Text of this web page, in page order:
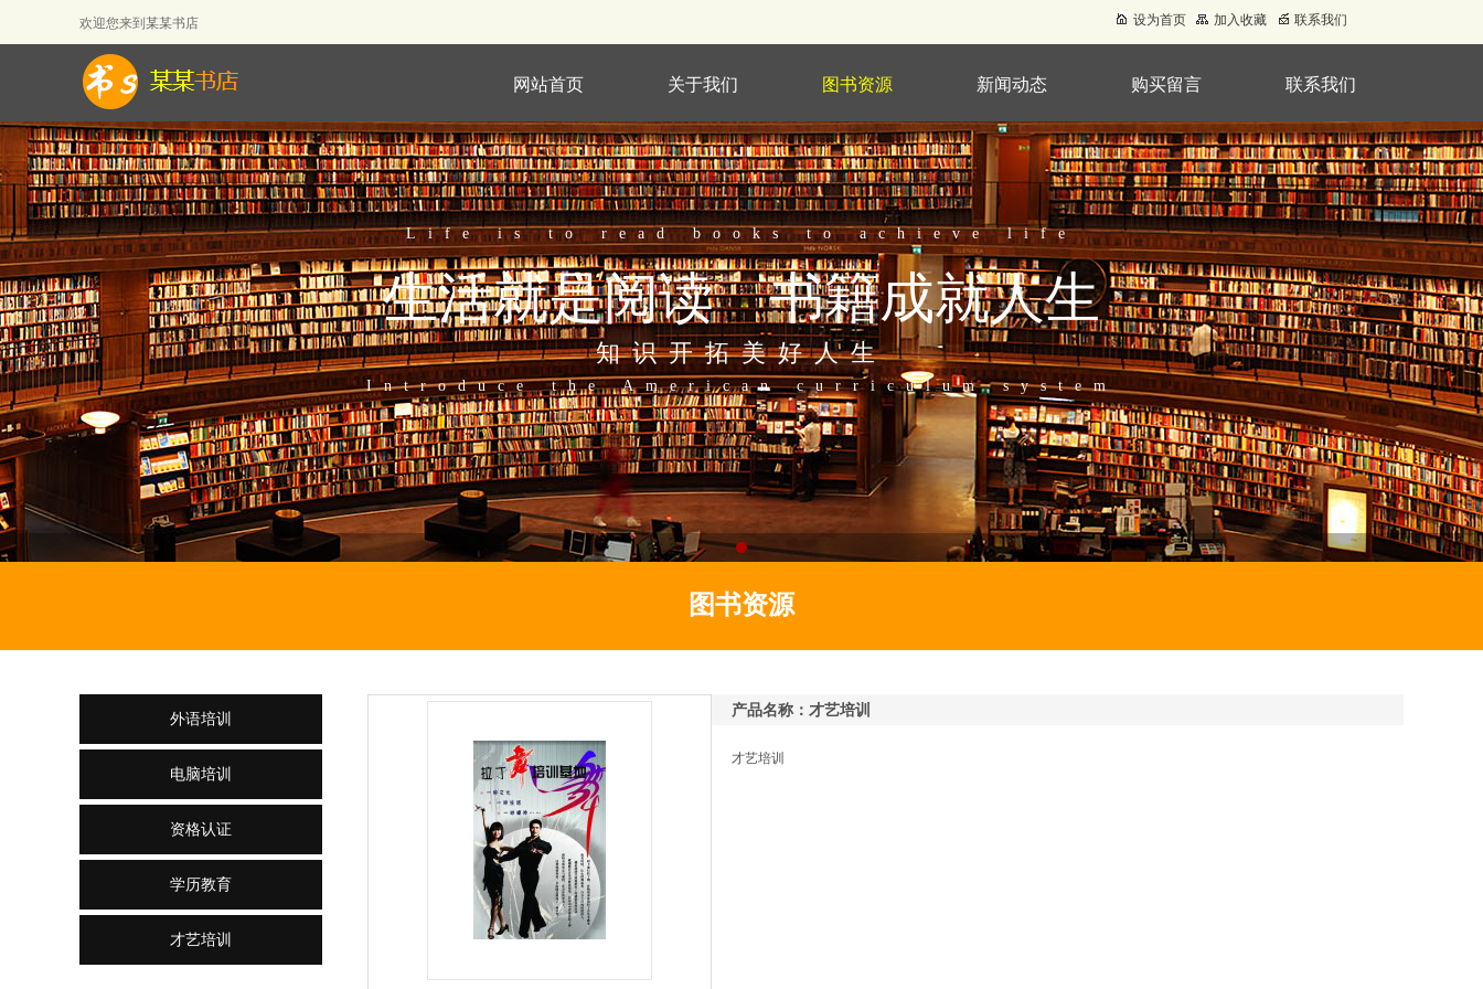
欢迎您来到 某某书店
Life is to read books to achieve life
生活就是阅读 书籍成就人生
设为首页 加入收藏 联系我们
知识开拓美好人生
Introduce the Americancurriculum system
网站首页 关于我们 图书资源 新闻动态 购买留言 联系我们
图书资源
产品名称：才艺培训
才艺培训
外语培训
电脑培训
资格认证
学历教育
才艺培训